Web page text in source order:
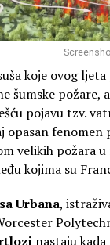
odgovor na
da osnaže
korake u
je riječ o ratu,
kvaru.
Submit Rating
/ Što ovaj neobični
koje ovog ljeta
šumske požare,
pojavu tzv.
opasan fenomen
velikih požara
kojima su
Urbana,
nastaju kada